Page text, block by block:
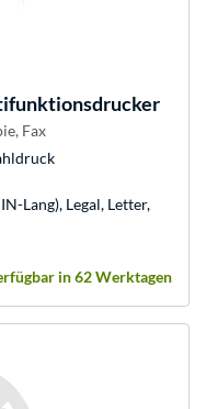
Fax
Lang), Legal, Letter,
in 62 Werktagen